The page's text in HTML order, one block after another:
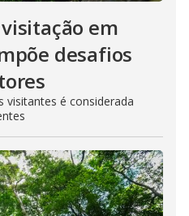
em
desafios
visitantes é considerada